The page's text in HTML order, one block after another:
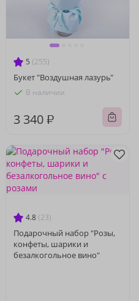
5 (255)
Букет "Воздушная лазурь"
В наличии
3 340 ₽
4.8 (23)
Подарочный набор "Розы,
конфеты, шарики и
безалкогольное вино"